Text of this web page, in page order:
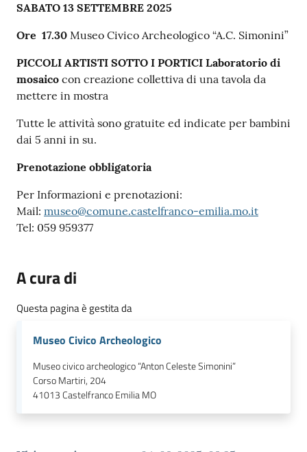
SABATO 13 SETTEMBRE 2025
Ore 17.30 Museo Civico Archeologico “A.C. Simonini”
PICCOLI ARTISTI SOTTO I PORTICI Laboratorio di
mosaico con creazione collettiva di una tavola da
mettere in mostra
Tutte le attività sono gratuite ed indicate per bambini
dai 5 anni in su.
Prenotazione obbligatoria
Per Informazioni e prenotazioni:
Mail: museo@comune.castelfranco-emilia.mo.it
Tel: 059 959377
A cura di
Questa pagina è gestita da
Museo Civico Archeologico
Museo civico archeologico “Anton Celeste Simonini”
Corso Martiri, 204
41013Castelfranco Emilia MO